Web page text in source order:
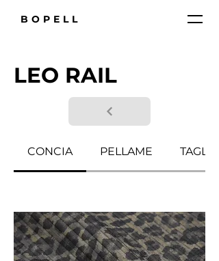
BOPELL
LEO RAIL
CONCIA PELLAME TAGLIA